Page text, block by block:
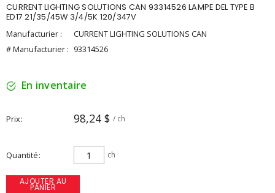
CURRENT LIGHTING SOLUTIONS CAN 93314526 LAMPE DEL TYPE B
ED17 21/35/45W 3/4/5K 120/347V
Manufacturier :
CURRENT LIGHTING SOLUTIONS CAN
# Manufacturier : 93314526
En inventaire
Prix 98,24 $ / ch
Quantité ch
AJOUTER AU
PANIER